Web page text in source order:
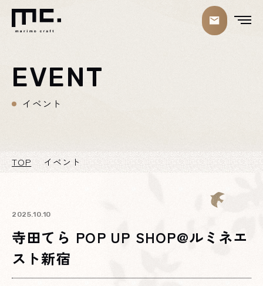
EVENT
イベント
TOP イベント
2025.10.10
寺田てら POP UP SHOP@ルミネエ
スト新宿